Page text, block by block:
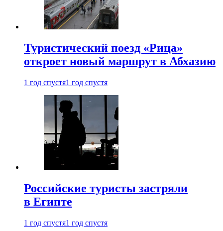
Туристический поезд «Рица»
откроет новый маршрут в Абхазию
1 год спустя1 год спустя
Российские туристы застряли
в Египте
1 год спустя1 год спустя